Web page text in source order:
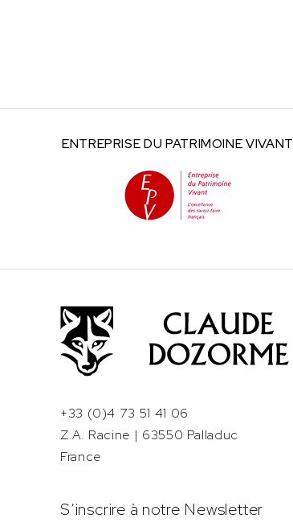
ENTREPRISE DU PATRIMOINE VIVANT
+33 (0)4 73 51 41 06
Z.A. Racine | 63550 Palladuc
France
S’inscrire à notre Newsletter